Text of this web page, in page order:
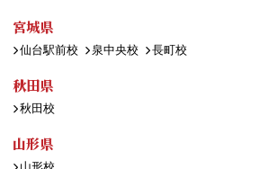
宮城県
仙台駅前校 泉中央校 長町校
秋田県
秋田校
山形県